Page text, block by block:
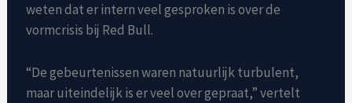
weten dat er intern veel gesproken is over de
vormcrisis bij Red Bull.
“De gebeurtenissen waren natuurlijk turbulent,
maar uiteindelijk is er veel over gepraat,” vertelt